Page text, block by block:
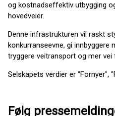
og kostnadseffektiv utbygging
hovedveier.
Denne infrastrukturen vil raskt
konkurranseevne, gi
tryggere veitransport og mer vei
Selskapets verdier er "Fornyer",
Følg